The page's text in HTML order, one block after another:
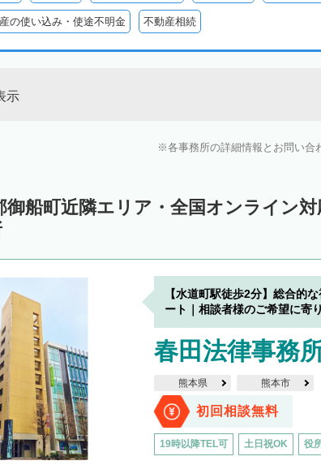
の使い込み・使途不明金 不動産相続
示
各事務所の詳細情報とお問い合
御船町近隣エリア・全国オンライン
【水道町駅徒歩2分】総合的
ート｜相談者様のご希望に寄
春田法律事務
熊本県 熊本市
初回相談無料
19時以降TEL可 土日祝OK 役